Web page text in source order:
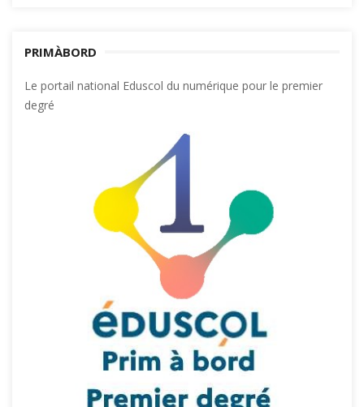
PRIMÀBORD
Le portail national Eduscol du numérique pour le premier
degré